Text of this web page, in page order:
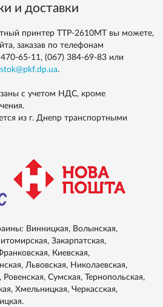
и доставки
принтер TTP-2610MT вы можете,
заказав по телефонам
65-11, (067) 384-69-83 или
.
с учетом НДС, кроме
из г. Днепр транспортными
Винницкая, Волынская,
Закарпатская,
Киевская,
Львовская, Николаевская,
Сумская, Тернопольская,
Хмельницкая, Черкасская,